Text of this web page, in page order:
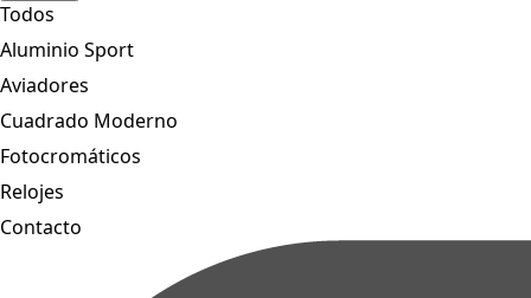
Todos
Aluminio Sport
Aviadores
Cuadrado Moderno
Fotocromáticos
Relojes
Contacto